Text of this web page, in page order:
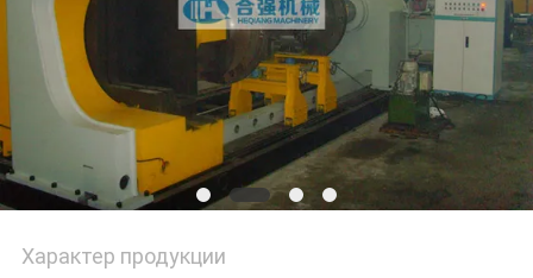
Характер продукции